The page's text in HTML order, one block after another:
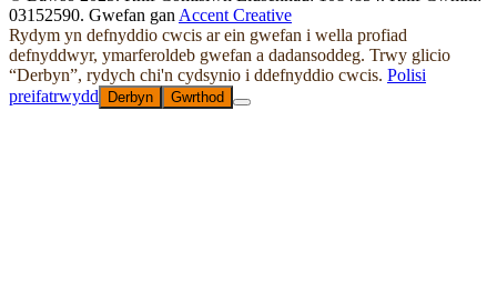
03152590. Gwefan gan Accent Creative
Rydym yn defnyddio cwcis ar ein gwefan i wella profiad
defnyddwyr, ymarferoldeb gwefan a dadansoddeg. Trwy glicio
“Derbyn”, rydych chi'n cydsynio i ddefnyddio cwcis. Polisi
preifatrwydd
Derbyn Gwrthod